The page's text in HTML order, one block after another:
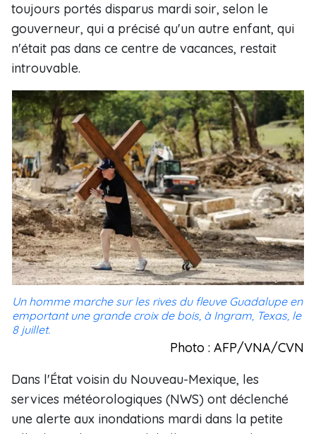
toujours portés disparus mardi soir, selon le
gouverneur, qui a précisé qu'un autre enfant, qui
n'était pas dans ce centre de vacances, restait
introuvable.
Un homme marche sur les rives du fleuve Guadalupe en
emportant une grande croix de bois, à Ingram, Texas, le
8 juillet.
Photo : AFP/VNA/CVN
Dans l'État voisin du Nouveau-Mexique, les
services météorologiques (NWS) ont déclenché
une alerte aux inondations mardi dans la petite